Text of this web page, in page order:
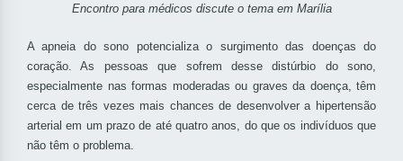
Encontro para médicos discute o tema em Marília
A apneia do sono potencializa o surgimento das doenças do
coração. As pessoas que sofrem desse distúrbio do sono,
especialmente nas formas moderadas ou graves da doença, têm
cerca de três vezes mais chances de desenvolver a hipertensão
arterial em um prazo de até quatro anos, do que os indivíduos que
não têm o problema.